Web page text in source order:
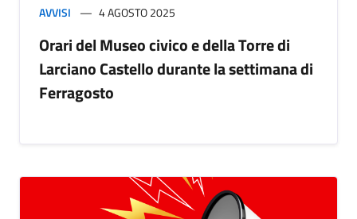
AVVISI 4 AGOSTO 2025
Orari del Museo civico e della Torre di
Larciano Castello durante la settimana di
Ferragosto